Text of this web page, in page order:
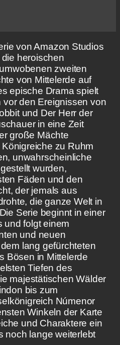
von Amazon Studios
heroischen
zweiten
von Mittelerde auf
epische Drama spielt
den Ereignissen von
und Der Herr der
in eine Zeit
große Mächte
zu Ruhm
unwahrscheinliche
wurden,
Fäden und den
der jemals aus
die ganze Welt in
Serie beginnt in einer
und folgt einem
und neuen
lang gefürchteten
Bösen in Mittelerde
Tiefen des
majestätischen Wälder
bis zum
Númenor
Winkeln der Karte
und Charaktere ein
noch lange weiterlebt